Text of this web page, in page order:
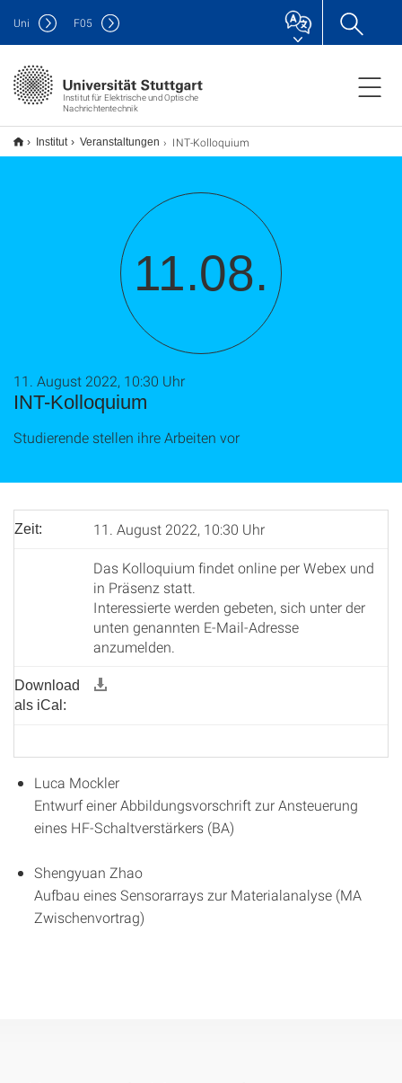
Institut für Elektrische und Optische
Nachrichtentechnik
Uni F05
Institut Veranstaltungen INT-Kolloquium
11.08.
INT-Kolloquium
11. August 2022, 10:30 Uhr
Studierende stellen ihre Arbeiten vor
Zeit: 11. August 2022, 10:30 Uhr
Das Kolloquium findet online per Webex und
in Präsenz statt.
Interessierte werden gebeten, sich unter der
unten genannten E-Mail-Adresse
anzumelden.
Download
als iCal:
Luca Mockler
Entwurf einer Abbildungsvorschrift zur Ansteuerung
eines HF-Schaltverstärkers (BA)
Shengyuan Zhao
Aufbau eines Sensorarrays zur Materialanalyse (MA
Zwischenvortrag)